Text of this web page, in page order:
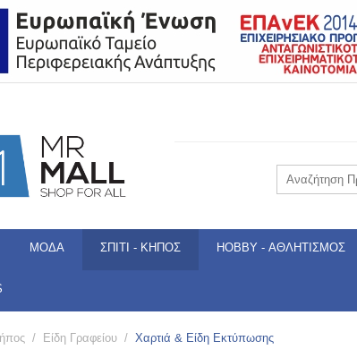
ΜΌΔΑ ΣΠΊΤΙ - ΚΉΠΟΣ HOBBY - ΑΘΛΗΤΙΣΜΌΣ
/ Είδη Γραφείου / Χαρτιά & Είδη Εκτύπωσης